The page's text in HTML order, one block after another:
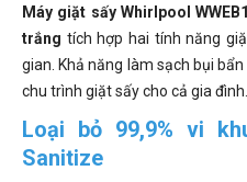
Máy giặt sấy Whirlpool
trắng tích hợp hai tính năng
gian. Khả năng làm sạch bụi
chu trình giặt sấy cho cả gia đình.
Loại bỏ 99,9% vi
Sanitize